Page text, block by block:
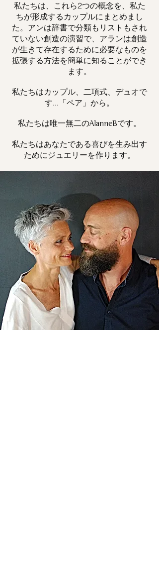
私たちは、これら2つの概念を、私た
ちが形成するカップルにまとめまし
た。アンは辞書で分類もリストもされ
ていない創造の演習で、アランは創造
が生きて存在するために必要なものを
拡張する方法を簡単に知ることができ
ます。
私たちはカップル、二項式、デュオで
す...「ペア」から。
私たちは唯一無二のAlanneBです。
私たちはあなたである喜びを生み出す
ためにジュエリーを作ります。